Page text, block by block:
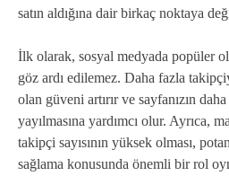
satın aldığına dair birkaç noktaya
İlk olarak, sosyal medyada popüler
göz ardı edilemez. Daha fazla
olan güveni artırır ve sayfanızın
yayılmasına yardımcı olur. Ayrıca,
takipçi sayısının yüksek olması,
sağlama konusunda önemli bir rol